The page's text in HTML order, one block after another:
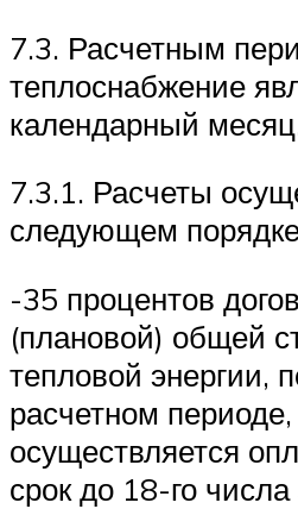
7.3. Расчетным
теплоснабжение
календарный
7.3.1. Расчеты
следующем
-35 процентов
(плановой) общей
тепловой энергии,
расчетном
осуществляется
срок до 18-го числа